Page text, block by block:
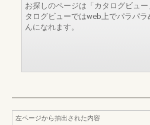
お探しのページは「カタログビュ
タログビューではweb上でパラパ
んになれます。
左ページから抽出された内容